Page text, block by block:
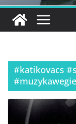
#katikovacs